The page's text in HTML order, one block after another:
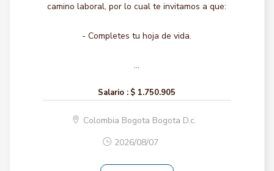
camino laboral, por lo cual te invitamos a que:
- Completes tu hoja de vida.
...
Salario : $ 1.750.905
Colombia Bogota Bogota D.c.
2026/08/07